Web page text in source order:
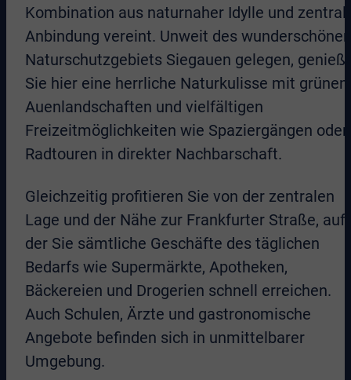
Kombination aus naturnaher Idylle und
Anbindung vereint. Unweit des wunderschönen
Naturschutzgebiets Siegauen gelegen,
Sie hier eine herrliche Naturkulisse mit grünen
Auenlandschaften und vielfältigen
Freizeitmöglichkeiten wie Spaziergängen oder
Radtouren in direkter Nachbarschaft.
Gleichzeitig profitieren Sie von der zentralen
Lage und der Nähe zur Frankfurter Straße, auf
der Sie sämtliche Geschäfte des täglichen
Bedarfs wie Supermärkte, Apotheken,
Bäckereien und Drogerien schnell erreichen.
Auch Schulen, Ärzte und gastronomische
Angebote befinden sich in unmittelbarer
Umgebung.